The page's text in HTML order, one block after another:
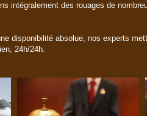
intégralement des rouages de
disponibilité absolue, nos experts
24h/24h.